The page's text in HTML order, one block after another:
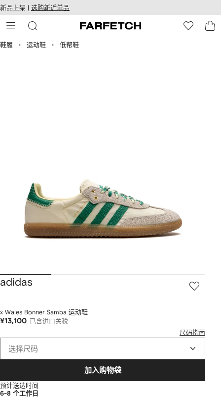
至
内
障碍网络
设
新品上架 | 选购新近单品
鞋履 运动鞋 低帮鞋
adidas
x Wales Bonner Samba 运动鞋
¥13,100
已含进口关税
尺码指南
选择尺码
加入购物袋
预计送达时间
6-8 个工作日